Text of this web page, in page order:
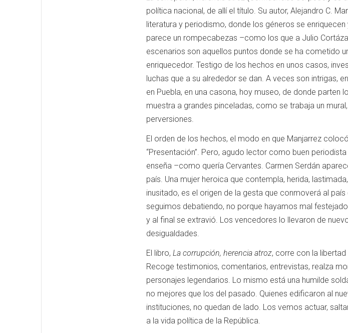
política nacional, de allí el título. Su autor, Alejandro C.
literatura y periodismo, donde los géneros se
parece un rompecabezas –como los que a Julio
escenarios son aquellos puntos donde se ha cometido
enriquecedor. Testigo de los hechos en unos casos,
luchas que a su alrededor se dan. A veces son
en Puebla, en una casona, hoy museo, de donde
muestra a grandes pinceladas, como se trabaja un
perversiones.
El orden de los hechos, el modo en que Manjarrez
“Presentación”. Pero, agudo lector como buen
enseña –como quería Cervantes. Carmen Serdán
país. Una mujer heroica que contempla, herida,
inusitado, es el origen de la gesta que conmoverá al
seguimos debatiendo, no porque hayamos mal
y al final se extravió. Los vencedores lo llevaron de
desigualdades.
El libro, La corrupción, herencia atroz, corre con la
Recoge testimonios, comentarios, entrevistas, realza
personajes legendarios. Lo mismo está una humilde
no mejores que los del pasado. Quienes edificaron al
instituciones, no quedan de lado. Los vemos actuar,
a la vida política de la República.